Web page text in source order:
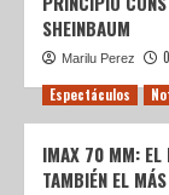
SHEINBAUM
Marilu Perez
Espectáculos
IMAX 70 MM: EL
TAMBIÉN EL